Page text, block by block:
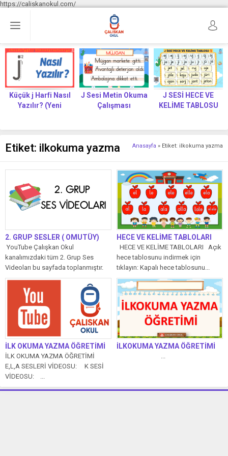
https://caliskanokul.com/
Küçük j Harfi Nasıl
Yazılır? (Yeni
J Sesi Metin Okuma
Çalışması
J SESİ HECE VE
KELİME TABLOSU
Anasayfa » Etiket: ilkokuma yazma
Etiket: ilkokuma yazma
2. GRUP SESLER ( OMUTÜY)
YouTube Çalışkan Okul
kanalımızdaki tüm 2. Grup Ses
Videoları bu sayfada toplanmıştır.
Tüm eğitim içeriklerimizi...
HECE VE KELİME TABLOLARI
HECE VE KELİME TABLOLARI Açık
hece tablosunu indirmek için
tıklayın: Kapalı hece tablosunu...
İLK OKUMA YAZMA ÖĞRETİMİ
İLK OKUMA YAZMA ÖĞRETİMİ
E,L,A SESLERİ VİDEOSU: K SESİ
VİDEOSU: ...
İLKOKUMA YAZMA ÖĞRETİMİ